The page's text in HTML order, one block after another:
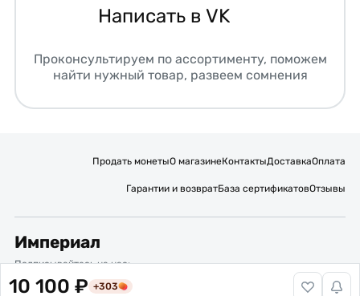
10 100 ₽ +303
Написать в VK
Проконсультируем по ассортименту, поможем
найти нужный товар, развеем сомнения
Продать монетыО магазинеКонтактыДоставкаОплата
Гарантии и возвратБаза сертификатовОтзывы
Империал
Подписывайтесь на нас:
Вакансии